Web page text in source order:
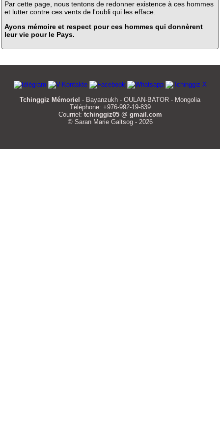
Par cette page, nous tentons de redonner existence à ces hommes
et lutter contre ces vents de l'oubli qui les efface.
Ayons mémoire et respect pour ces hommes qui donnèrent
leur vie pour le Pays.
Tchinggiz Mémoriel - Bayanzukh - OULAN-BATOR - Mongolia
Téléphone: +976-992-19-839
Courriel: tchinggiz05 @ gmail.com
© Saran Marie Galtsog - 2026